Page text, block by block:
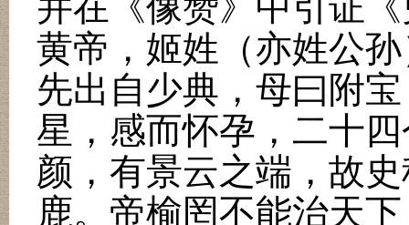
黄帝，姬姓（亦姓公
先出自少典，母曰附
星，感而怀孕，二十
颜，有景云之端，故
鹿。帝榆罔不能治天